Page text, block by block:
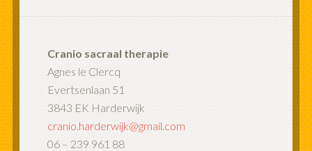
Cranio sacraal therapie
Agnes le Clercq
Evertsenlaan 51
3843 EK Harderwijk
cranio.harderwijk@gmail.com
06 – 239 961 88